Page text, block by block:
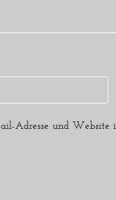
Adresse und Website